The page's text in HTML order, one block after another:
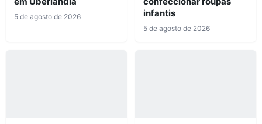
5 de agosto de 2026
infantis
5 de agosto de 2026